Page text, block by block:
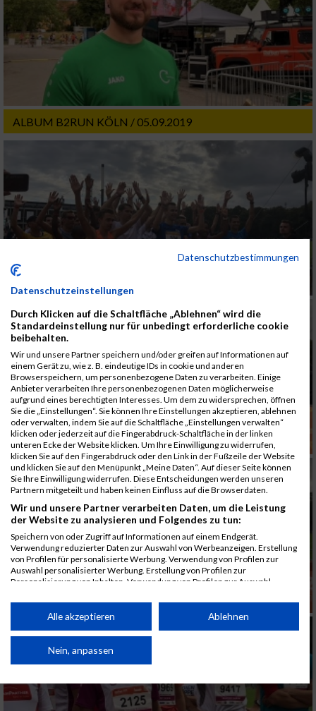
ALBUM B2RUN KÖLN / 05.09.2019
Datenschutzbestimmungen
Datenschutzeinstellungen
Durch Klicken auf die Schaltfläche „Ablehnen“ wird die
Standardeinstellung nur für unbedingt erforderliche cookie
beibehalten.
Wir und unsere Partner speichern und/oder greifen auf Informationen auf
einem Gerät zu, wie z. B. eindeutige IDs in cookie und anderen
Browserspeichern, um personenbezogene Daten zu verarbeiten. Einige
Anbieter verarbeiten Ihre personenbezogenen Daten möglicherweise
aufgrund eines berechtigten Interesses. Um dem zu widersprechen, öffnen
Sie die „Einstellungen“. Sie können Ihre Einstellungen akzeptieren, ablehnen
oder verwalten, indem Sie auf die Schaltfläche „Einstellungen verwalten“
klicken oder jederzeit auf die Fingerabdruck-Schaltfläche in der linken
unteren Ecke der Website klicken. Um Ihre Einwilligung zu widerrufen,
klicken Sie auf den Fingerabdruck oder den Link in der Fußzeile der Website
und klicken Sie auf den Menüpunkt „Meine Daten“. Auf dieser Seite können
Sie Ihre Einwilligung widerrufen. Diese Entscheidungen werden unseren
Partnern mitgeteilt und haben keinen Einfluss auf die Browserdaten.
Wir und unsere Partner verarbeiten Daten, um die Leistung
der Website zu analysieren und Folgendes zu tun:
Speichern von oder Zugriff auf Informationen auf einem Endgerät.
Verwendung reduzierter Daten zur Auswahl von Werbeanzeigen. Erstellung
von Profilen für personalisierte Werbung. Verwendung von Profilen zur
Auswahl personalisierter Werbung. Erstellung von Profilen zur
Personalisierung von Inhalten. Verwendung von Profilen zur Auswahl
Performance von Inhalten. Analyse von Zielgruppen durch Statistiken oder
Kombinationen von Daten aus verschiedenen Quellen. Entwicklung und
von Inhalten.
Daten können außerhalb der Europäischen Union weitergegeben und in die
Website/App.
Alle akzeptieren Ablehnen
Nein, anpassen